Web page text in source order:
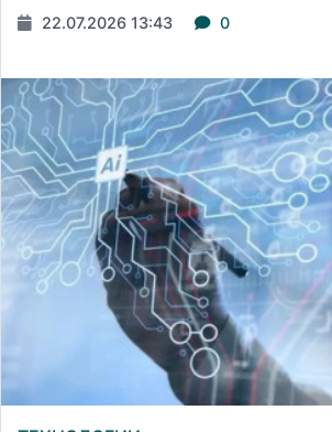
22.07.2026 13:43 0